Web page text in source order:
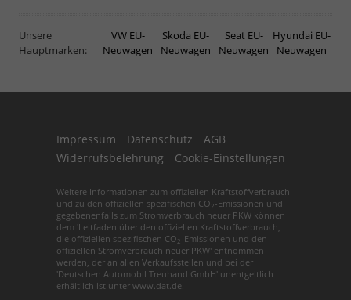
Unsere
Hauptmarken:
VW EU-
Neuwagen
Skoda EU-
Neuwagen
Seat EU-
Neuwagen
Hyundai EU-
Neuwagen
Impressum Datenschutz
AGB
Widerrufsbelehrung
Cookie-Einstellungen
Weitere Informationen zum offiziellen Kraftstoffverbrauch
und zu den offiziellen spezifischen CO2 -Emissionen und
gegebenenfalls zum Stromverbrauch neuer PKW können
dem 'Leitfaden über den offiziellen Kraftstoffverbrauch,
die offiziellen spezifischen CO2 -Emissionen und den
offiziellen Stromverbrauch neuer PKW' entnommen
werden, der an allen Verkaufsstellen und bei der
'Deutschen Automobil Treuhand GmbH' unentgeltlich
erhältlich ist unter www.dat.de.